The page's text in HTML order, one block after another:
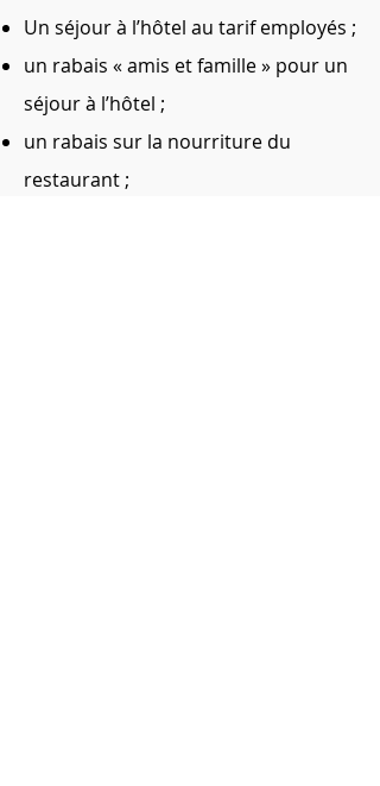
Un séjour à l’hôtel au tarif employés ;
un rabais « amis et famille » pour un
séjour à l’hôtel ;
un rabais sur la nourriture du
restaurant ;